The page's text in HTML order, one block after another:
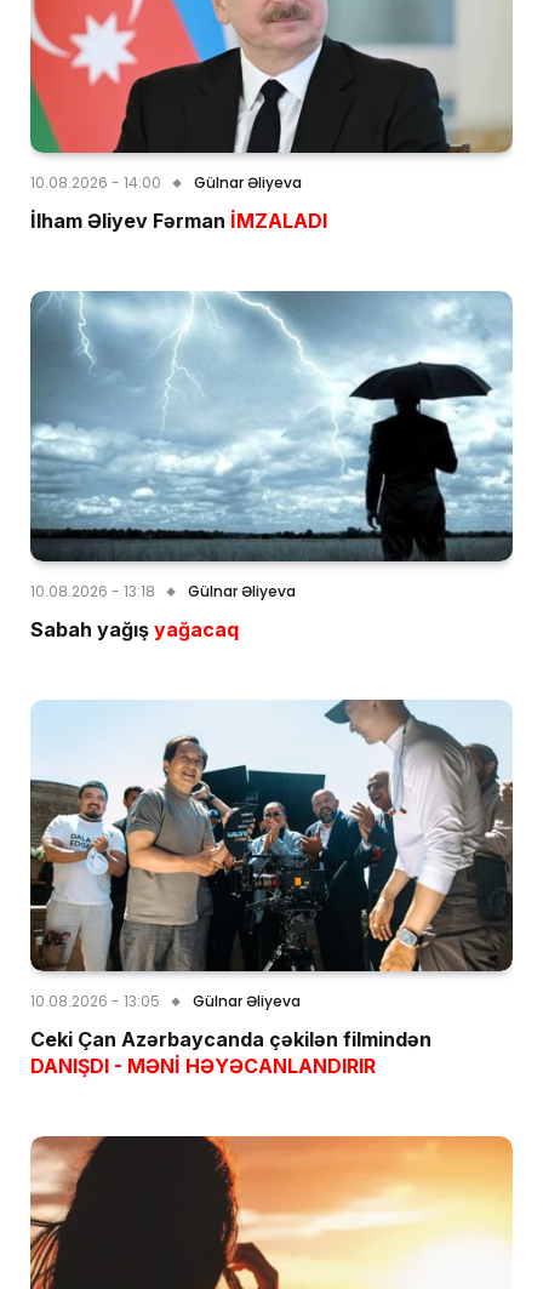
10.08.2026 - 14:00 Gülnar Əliyeva
İlham Əliyev Fərman İMZALADI
10.08.2026 - 13:18 Gülnar Əliyeva
Sabah yağış yağacaq
10.08.2026 - 13:05 Gülnar Əliyeva
Ceki Çan Azərbaycanda çəkilən filmindən
DANIŞDI - MƏNİ HƏYƏCANLANDIRIR